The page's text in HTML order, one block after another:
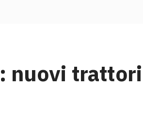
nuovi